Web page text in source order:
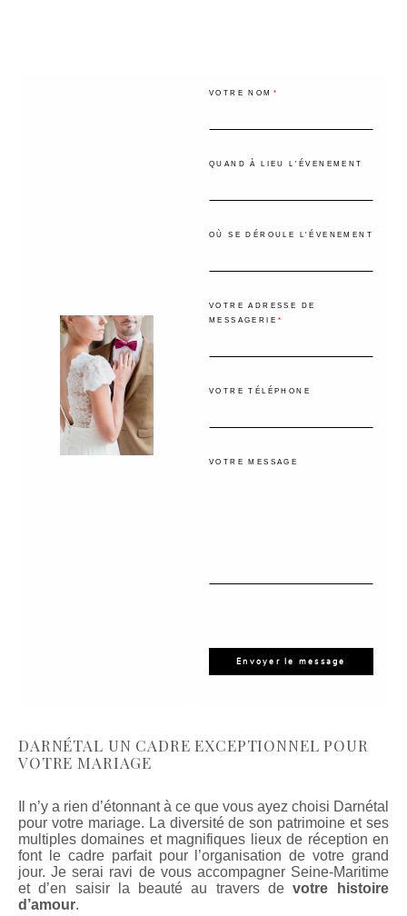
VOTRE NOM
QUAND À LIEU L'ÉVENEMENT
OÙ SE DÉROULE L'ÉVENEMENT
VOTRE ADRESSE DE
MESSAGERIE
VOTRE TÉLÉPHONE
VOTRE MESSAGE
DARNÉTAL UN CADRE EXCEPTIONNEL POUR
VOTRE MARIAGE
Il n’y a rien d’étonnant à ce que vous ayez choisi Darnétal
pour votre mariage. La diversité de son patrimoine et ses
multiples domaines et magnifiques lieux de réception en
font le cadre parfait pour l’organisation de votre grand
jour. Je serai ravi de vous accompagner Seine-Maritime
et d’en saisir la beauté au travers de votre histoire
d’amour.